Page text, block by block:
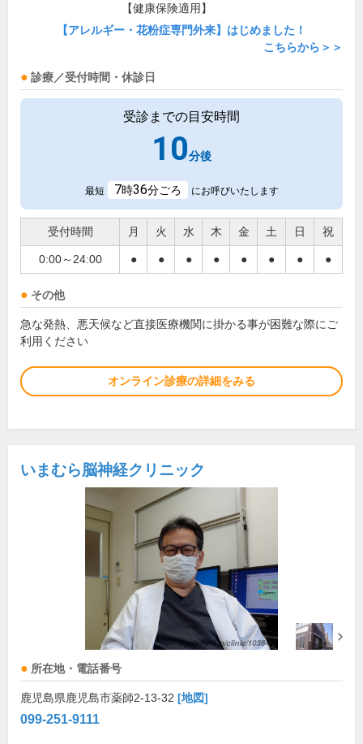
【健康保険適用】
【アレルギー・花粉症専門外来】はじめました！
こちらから＞＞
診療／受付時間・休診日
受診までの目安時間
10分後
最短 7時36分ごろ にお呼びいたします
受付時間 月 火 水 木 金 土 日 祝
0:00～24:00 ● ● ● ● ● ● ● ●
その他
急な発熱、悪天候など直接医療機関に掛かる事が困難な際にご
利用ください
オンライン診療の詳細をみる
いまむら脳神経クリニック
所在地・電話番号
鹿児島県鹿児島市薬師2-13-32 [地図]
099-251-9111